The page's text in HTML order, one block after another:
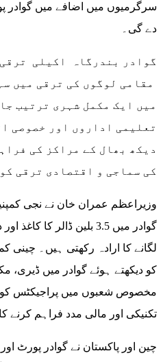
سرگرمیوں میں اضافے میں گوادر
دے گی۔
گوادر بندرگاہ اکیلی ترقی
مقامی لوگوں کی ترقی میں
میں ایک مکمل شہری ترتیب
تعلیمی اداروں اور خصوصی
دیکھ بھال کے مراکز کی
کی سماجی و اقتصادی ترقی
وزیراعظم عمران خان نے نجی
گوادر میں 3.5 بلین ڈالر
لگانے کا ارادہ رکھتی ہیں۔ چینی
کو دیکھتے ہوئے گوادر میں ڈیری،
مخصوص شعبوں میں پراجیکٹس کو
تکنیکی اور مالی مدد فراہم کرنے
چین اور پاکستان نے گوادر